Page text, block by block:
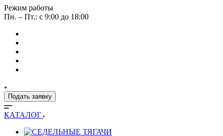
Режим работы
Пн. – Пт.: с 9:00 до 18:00
Подать заявку
КАТАЛОГ